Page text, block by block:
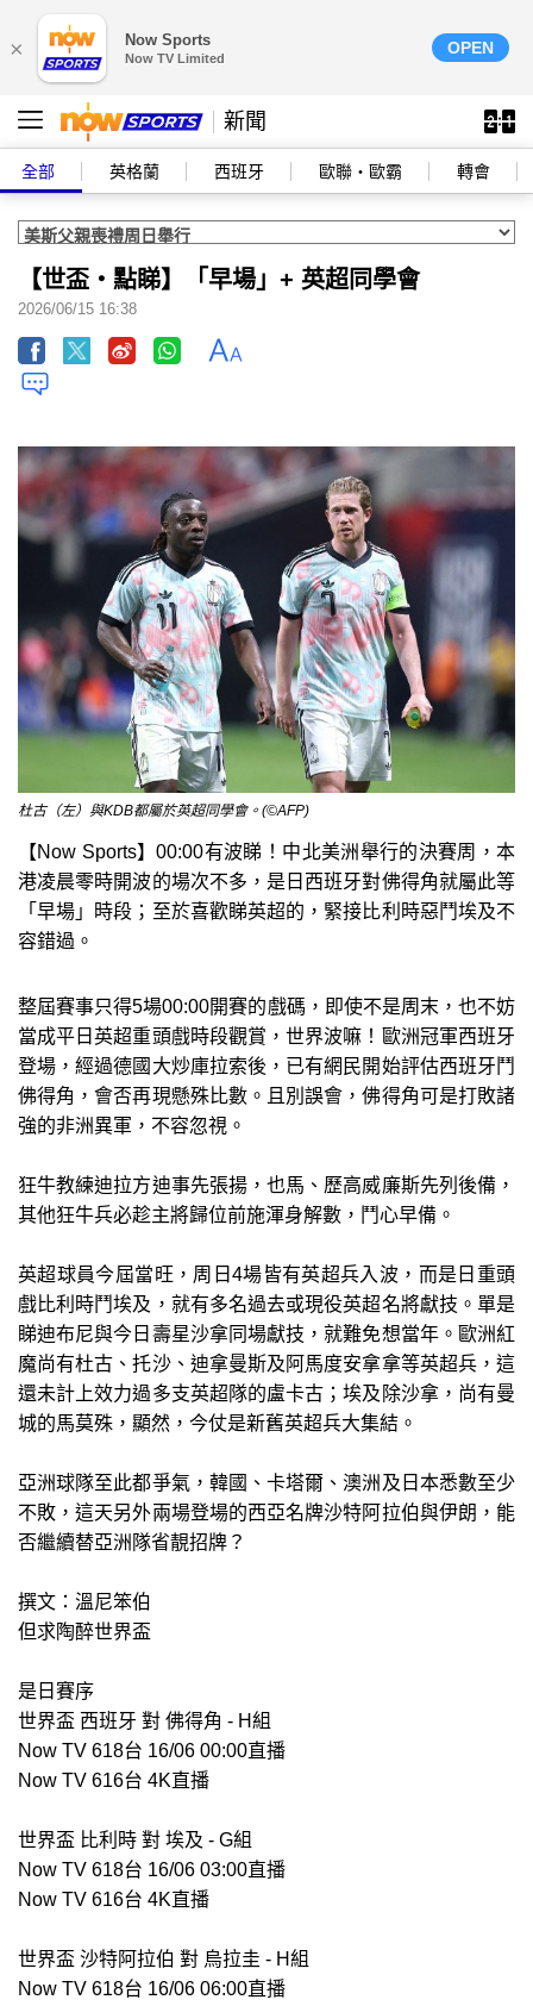
× Now Sports
Now TV Limited
OPEN
新聞
全部 英格蘭 西班牙 歐聯‧歐霸 轉會
【世盃‧點睇】「早場」+ 英超同學會
2026/06/15 16:38
杜古（左）與KDB都屬於英超同學會。(©AFP)
【Now Sports】00:00有波睇！中北美洲舉行的決賽周，本
港凌晨零時開波的場次不多，是日西班牙對佛得角就屬此等
「早場」時段；至於喜歡睇英超的，緊接比利時惡鬥埃及不
容錯過。
整屆賽事只得5場00:00開賽的戲碼，即使不是周末，也不妨
當成平日英超重頭戲時段觀賞，世界波嘛！歐洲冠軍西班牙
登場，經過德國大炒庫拉索後，已有網民開始評估西班牙鬥
佛得角，會否再現懸殊比數。且別誤會，佛得角可是打敗諸
強的非洲異軍，不容忽視。
狂牛教練迪拉方迪事先張揚，也馬、歷高威廉斯先列後備，
其他狂牛兵必趁主將歸位前施渾身解數，鬥心早備。
英超球員今屆當旺，周日4場皆有英超兵入波，而是日重頭
戲比利時鬥埃及，就有多名過去或現役英超名將獻技。單是
睇迪布尼與今日壽星沙拿同場獻技，就難免想當年。歐洲紅
魔尚有杜古、托沙、迪拿曼斯及阿馬度安拿拿等英超兵，這
還未計上效力過多支英超隊的盧卡古；埃及除沙拿，尚有曼
城的馬莫殊，顯然，今仗是新舊英超兵大集結。
亞洲球隊至此都爭氣，韓國、卡塔爾、澳洲及日本悉數至少
不敗，這天另外兩場登場的西亞名牌沙特阿拉伯與伊朗，能
否繼續替亞洲隊省靚招牌？
撰文：溫尼笨伯
但求陶醉世界盃
是日賽序
世界盃 西班牙 對 佛得角 - H組
Now TV 618台 16/06 00:00直播
Now TV 616台 4K直播
世界盃 比利時 對 埃及 - G組
Now TV 618台 16/06 03:00直播
Now TV 616台 4K直播
世界盃 沙特阿拉伯 對 烏拉圭 - H組
Now TV 618台 16/06 06:00直播